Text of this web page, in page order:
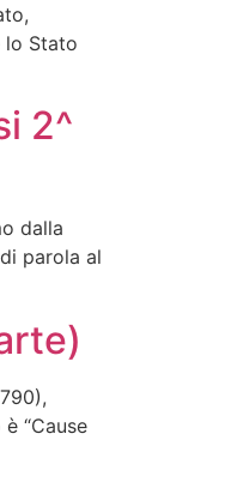
lo Stato
2^
dalla
parola al
“Cause